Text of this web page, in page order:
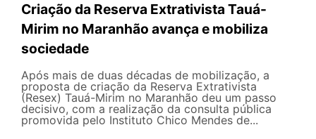
Criação da Reserva Extrativista Tauá-
Mirim no Maranhão avança e mobiliza
sociedade
Após mais de duas décadas de mobilização, a
proposta de criação da Reserva Extrativista
(Resex) Tauá-Mirim no Maranhão deu um passo
decisivo, com a realização da consulta pública
promovida pelo Instituto Chico Mendes de...